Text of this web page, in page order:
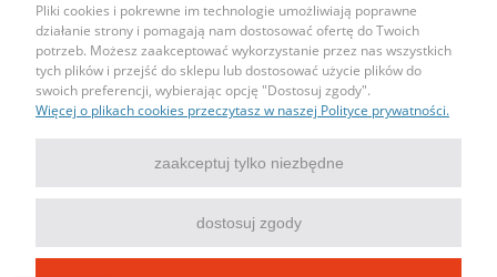
Moje konto
Informacje
Kontakt
tel: 690443043
mail: sklep@igniazdka.pl
Pliki cookies i pokrewne im technologie umożliwiają poprawne
działanie strony i pomagają nam dostosować ofertę do Twoich
potrzeb. Możesz zaakceptować wykorzystanie przez nas wszystkich
tych plików i przejść do sklepu lub dostosować użycie plików do
swoich preferencji, wybierając opcję "Dostosuj zgody".
Więcej o plikach cookies przeczytasz w naszej Polityce prywatności.
zaakceptuj tylko niezbędne
dostosuj zgody